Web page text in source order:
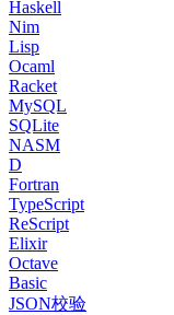
Haskell
Nim
Lisp
Ocaml
Racket
MySQL
SQLite
NASM
D
Fortran
TypeScript
ReScript
Elixir
Octave
Basic
JSON校验